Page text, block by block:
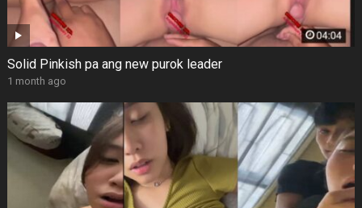
Solid Pinkish pa ang new purok leader
1 month ago